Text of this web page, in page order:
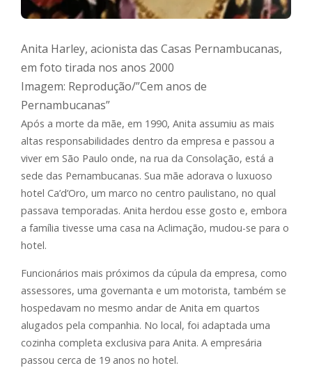
Anita Harley, acionista das Casas Pernambucanas,
em foto tirada nos anos 2000
Imagem: Reprodução/”Cem anos de
Pernambucanas”
Após a morte da mãe, em 1990, Anita assumiu as mais
altas responsabilidades dentro da empresa e passou a
viver em São Paulo onde, na rua da Consolação, está a
sede das Pernambucanas. Sua mãe adorava o luxuoso
hotel Ca’d’Oro, um marco no centro paulistano, no qual
passava temporadas. Anita herdou esse gosto e, embora
a família tivesse uma casa na Aclimação, mudou-se para o
hotel.
Funcionários mais próximos da cúpula da empresa, como
assessores, uma governanta e um motorista, também se
hospedavam no mesmo andar de Anita em quartos
alugados pela companhia. No local, foi adaptada uma
cozinha completa exclusiva para Anita. A empresária
passou cerca de 19 anos no hotel.